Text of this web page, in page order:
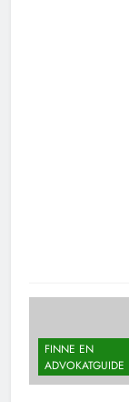
FINNE EN
ADVOKATGUIDE